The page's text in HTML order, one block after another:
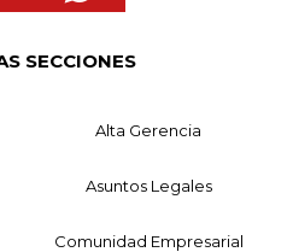
SECCIONES
Alta Gerencia
Asuntos Legales
Comunidad Empresarial